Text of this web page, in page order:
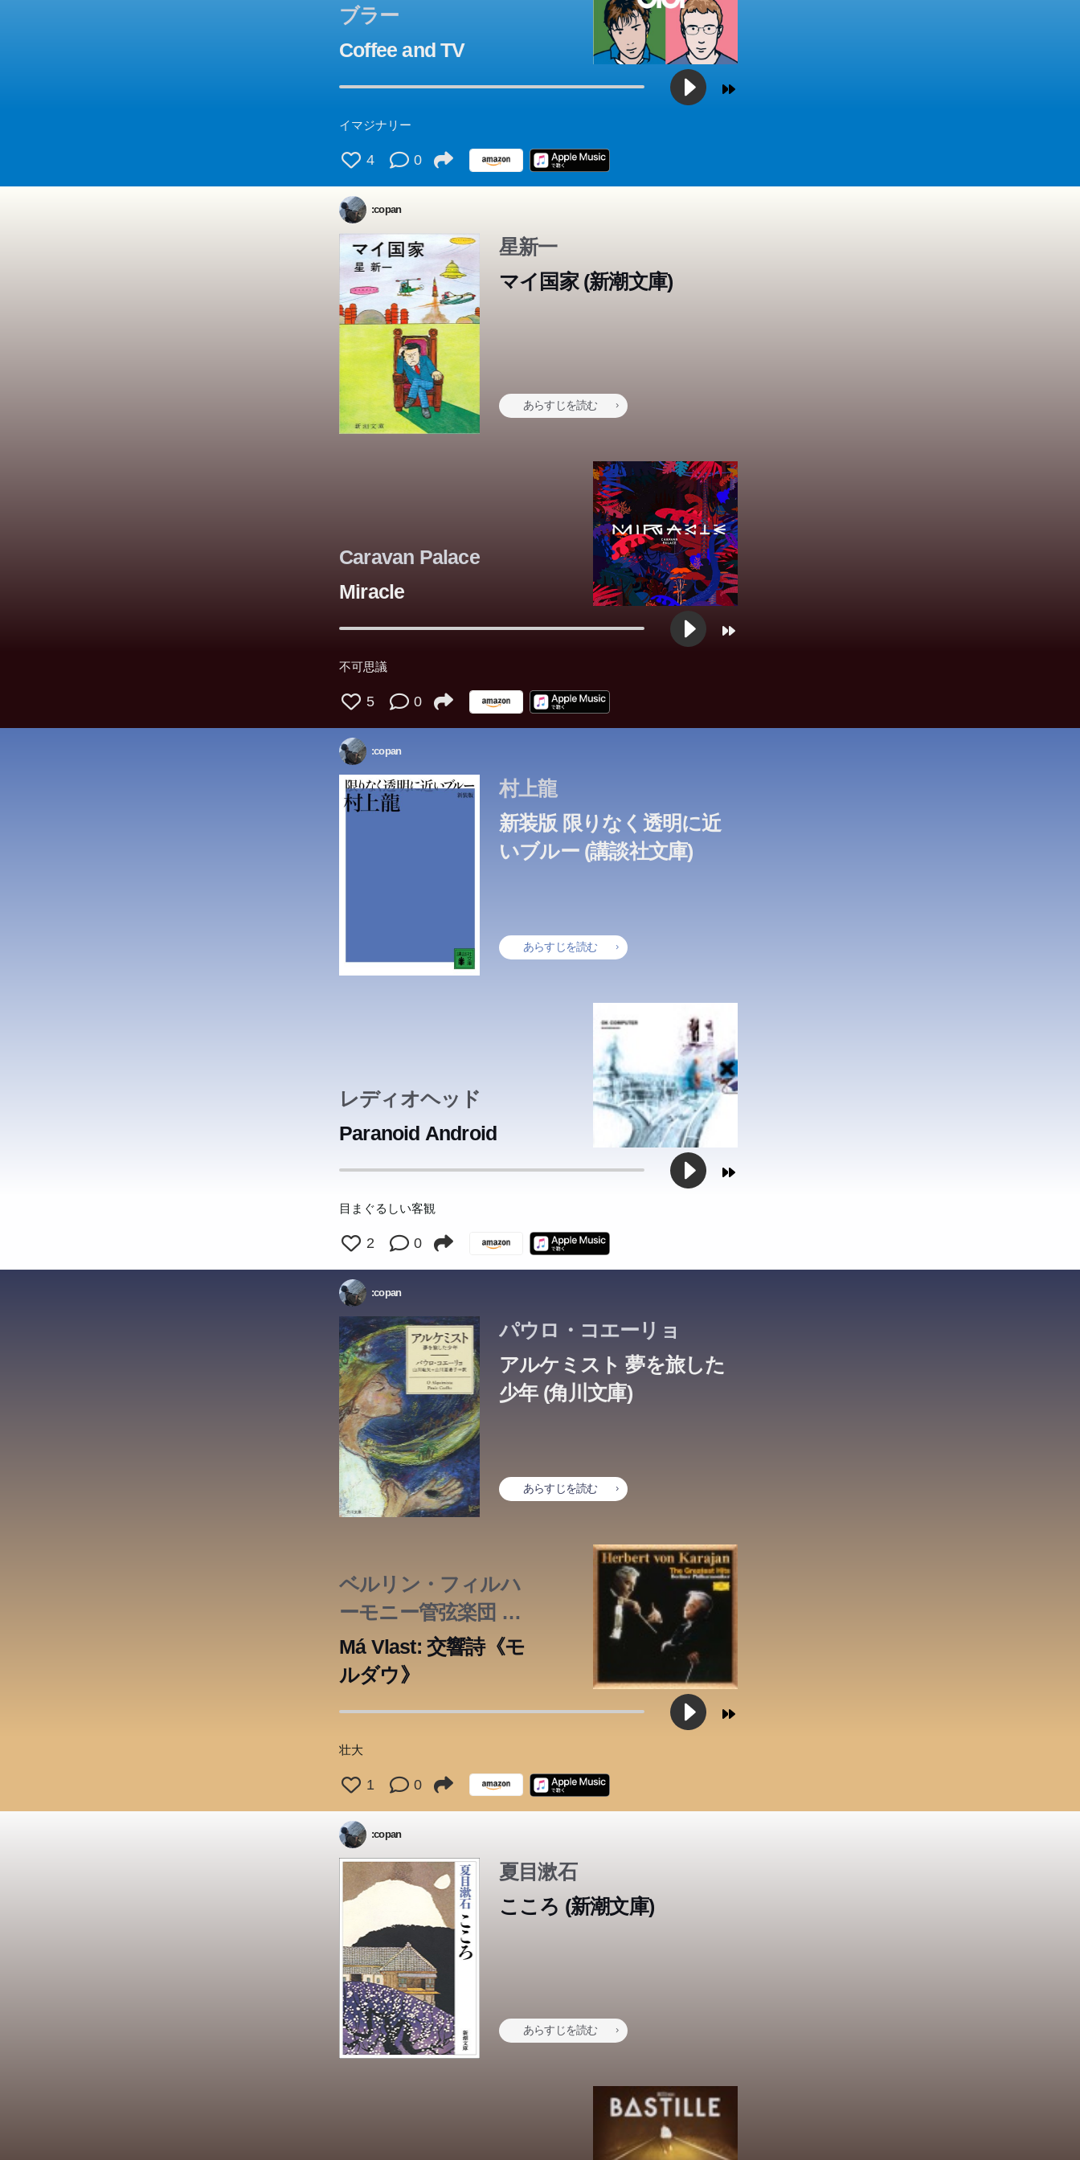
黒田みつ子、もうすぐ33歳。一人で生きていくことに、なんの抵抗もな
い。だって、私の脳内には、完璧な答えを教えてくれる「A」がいるんだ
から。私やっぱり、あの人のこと好きなのかな。でも、いつもと違う行動
をして、何かが決定的に変わってしまうのがこわいんだ―。感情が揺れ動
かないように、「おひとりさま」を満喫する、みつ子の圧倒的な日常に、
共感必至!同世代の気持ちを描き続けてきた、綿矢りさの真骨頂。初の新
聞連載。
ブラー
Coffee and TV
イマジナリー
4 0
:copan
星新一
マイ国家 (新潮文庫)
あらすじを読む
この本のあらすじは準備中です。Amazonで読むこともできます。
Caravan Palace
Miracle
不可思議
5 0
:copan
村上龍
新装版 限りなく透明に近
いブルー (講談社文庫)
あらすじを読む
米軍基地の街・福生のハウスには、音楽に彩られながらドラッグとセック
スと嬌声が満ちている。そんな退廃の日々の向こうには、空虚さを超えた
希望がきらめく―。著者の原点であり、発表以来ベストセラーとして読み
継がれてきた、永遠の文学の金字塔が新装版に!群像新人賞、芥川賞受賞
レディオヘッド
Paranoid Android
目まぐるしい客観
2 0
:copan
パウロ・コエーリョ
アルケミスト 夢を旅した
少年 (角川文庫)
あらすじを読む
羊飼いの少年サンチャゴは、アンダルシアの平原からエジプトのピラミッ
ドに向けて旅に出た。そこに、彼を待つ宝物が隠されているという夢を信
じて。長い時間を共に過ごした羊たちを売り、アフリカの砂漠を越えて少
年はピラミッドを目指す。「何かを強く望めば宇宙のすべてが協力して実
現するように助けてくれる」「前兆に従うこと」少年は、錬金術師の導き
と旅のさまざまな出会いと別れのなかで、人生の知恵を学んで行く。欧米
をはじめ世界中でベストセラーとなった夢と勇気の物語。
ベルリン・フィルハ
ーモニー管弦楽団 &
ヘルベルト・フォ
ン・カラヤン
Má Vlast: 交響詩《モ
ルダウ》
壮大
1 0
:copan
夏目漱石
こころ (新潮文庫)
あらすじを読む
らも死を選ぶ孤独な明治の知識人の内面を描いた作品。鎌倉の海岸で出会
った“先生”という主人公の不思議な魅力にとりつかれた学生の眼から間接
的に主人公が描かれる前半と、後半の主人公の告白体との対照が効果的
で、“我執”の主題を抑制された透明な文体で展開した後期三部作の終局を
なす秀作である。
何かが欠けていた。ある朝、ベロニカは死ぬことに決め、睡眠薬を大量に
飲んだ。だが目覚めると、そこは精神病院の中だった。自殺未遂の後遺症
で残り数日となった人生を、狂人たちと過ごすことになってしまったベロ
ニカ。しかし、そんな彼女の中で何かが変わり、人生の秘密が姿を現そう
としていた―。全世界四五ヵ国、五〇〇万人以上が感動した大ベストセラ
学校生活&受験勉強からドロップアウトすることを決めた高校生、朝子。
ゴミ捨て場で出会った小学生、かずよしに誘われておんぼろコンピュータ
ーでボロもうけを企てるが!?押入れの秘密のコンピューター部屋から覗い
た大人の世界を通して、二人の成長を描く第三八回文藝賞受賞作。書き下
この本のあらすじは準備中です。Amazonで読むこともできます。
て、彼女への気持ちが性欲だけではなくなってきたことに気づくのだが
―。姑に不妊治療をせまられる女性。ぼけた祖母と二人で暮らす高校生。
助産院を営みながら、女手一つで息子を育てる母親。それぞれが抱える生
きることの痛みと喜びを鮮やかに写し取った連作長編。R‐18文学賞大賞、
山本周五郎賞W受賞作。
だ。光太郎と別れた瑞月も来ると知っていたから――。瑞月の留学仲間・
理香が拓人たちと同じアパートに住んでいるとわかり、理香と同棲中の隆
良を交えた5人は就活対策として集まるようになる。だが、SNSや面接で
発する言葉の奥に見え隠れする、本音や自意識が、彼らの関係を次第に変
えて……。直木賞受賞作。
だ。光太郎と別れた瑞月も来ると知っていたから――。瑞月の留学仲間・
理香が拓人たちと同じアパートに住んでいるとわかり、理香と同棲中の隆
良を交えた5人は就活対策として集まるようになる。だが、SNSや面接で
発する言葉の奥に見え隠れする、本音や自意識が、彼らの関係を次第に変
えて……。直木賞受賞作。
だ。光太郎と別れた瑞月も来ると知っていたから――。瑞月の留学仲間・
理香が拓人たちと同じアパートに住んでいるとわかり、理香と同棲中の隆
良を交えた5人は就活対策として集まるようになる。だが、SNSや面接で
発する言葉の奥に見え隠れする、本音や自意識が、彼らの関係を次第に変
えて……。直木賞受賞作。
だ。光太郎と別れた瑞月も来ると知っていたから――。瑞月の留学仲間・
理香が拓人たちと同じアパートに住んでいるとわかり、理香と同棲中の隆
良を交えた5人は就活対策として集まるようになる。だが、SNSや面接で
発する言葉の奥に見え隠れする、本音や自意識が、彼らの関係を次第に変
えて……。直木賞受賞作。
だ。光太郎と別れた瑞月も来ると知っていたから――。瑞月の留学仲間・
理香が拓人たちと同じアパートに住んでいるとわかり、理香と同棲中の隆
良を交えた5人は就活対策として集まるようになる。だが、SNSや面接で
発する言葉の奥に見え隠れする、本音や自意識が、彼らの関係を次第に変
えて……。直木賞受賞作。
愛いハルナ、無関心なトウヤマ。裸の体で、秘密の心を抱える彼らはそれ
ぞれに深刻な欠落を隠し合っていた。決して交わることなく、お互いを求
め合う4人。そして翌朝、宿には一体の死体が残される―恋という得体の
知れない感情を、これまでにないほど奥深く、冷静な筆致でとらえた、新
たな恋愛小説の臨界点。
突然部活をやめた。そこから、周囲の高校生たちの学校生活に小さな波紋
が広がっていく。バレー部の補欠・風助、ブラスバンド部・亜矢、映画
部・涼也、ソフト部・実果、野球部ユーレイ部員・宏樹。部活も校内での
立場も全く違う5人それぞれに起こった変化とは...?瑞々しい筆致で描かれ
る、17歳のリアルな青春群像。第22回小説すばる新人賞受賞作。
ただ好きで、ただ会いたいだけだった。わかば銀行から契約社員・梅澤梨
花(41歳)が1億円を横領した。正義感の強い彼女がなぜ?そして―梨花が最
後に見つけたものは?!第25回柴田錬三郎賞受賞作。
この本のあらすじは準備中です。Amazonで読むこともできます。
この本のあらすじは準備中です。Amazonで読むこともできます。
この本のあらすじは準備中です。Amazonで読むこともできます。